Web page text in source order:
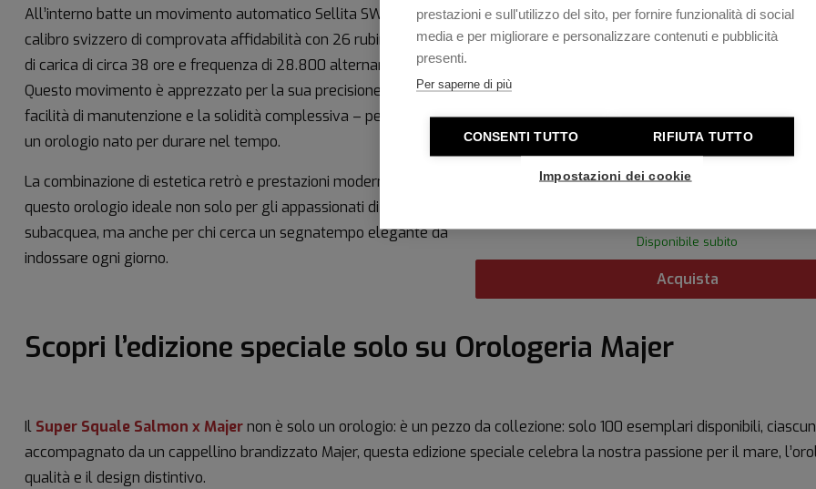
prestazioni e sull'utilizzo del sito, per fornire funzionalità di social
media e per migliorare e personalizzare contenuti e pubblicità
presenti.
Per saperne di più
CONSENTI TUTTO RIFIUTA TUTTO
Impostazioni dei cookie
All’interno batte un movimento automatico Sellita SW200-1, un
calibro svizzero di comprovata affidabilità con 26 rubini, riserva
di carica di circa 38 ore e frequenza di 28.800 alternanze/ora.
Questo movimento è apprezzato per la sua precisione, la
facilità di manutenzione e la solidità complessiva – perfetto per
un orologio nato per durare nel tempo.
La combinazione di estetica retrò e prestazioni moderne rende
questo orologio ideale non solo per gli appassionati di
subacquea, ma anche per chi cerca un segnatempo elegante da
indossare ogni giorno.
SUPER SQUALE SALMON x MAJER Special
Disponibile subito
Acquista
Scopri l’edizione speciale solo su Orologeria Majer
Il Super Squale Salmon x Majernon è solo un orologio: è un pezzo da collezione: solo 100 esemplari disponibili,
accompagnato da un cappellino brandizzato Majer, questa edizione speciale celebra la nostra passione per il mare,
qualità e il design distintivo.